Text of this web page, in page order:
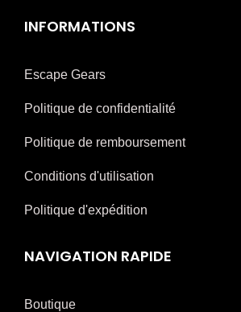
INFORMATIONS
Escape Gears
Politique de confidentialité
Politique de remboursement
Conditions d'utilisation
Politique d'expédition
NAVIGATION RAPIDE
Boutique